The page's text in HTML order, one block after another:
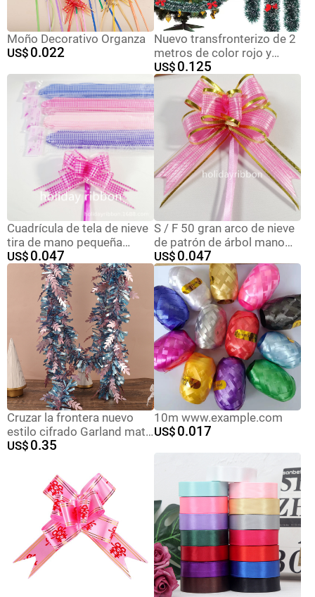
Moño Decorativo Organza
US$ 0.022
Nuevo transfronterizo de 2
metros de color rojo y
verde de la boda de
Navidad decoración de
festividades de flores de
rayas
US$ 0.125
Cuadrícula de tela de nieve
tira de mano pequeña
fresca moda cuadrada
mariposa dibujo de flores
decoración de fiesta de
cumpleaños
US$ 0.047
S / F 50 gran arco de nieve
de patrón de árbol mano
tira de flores de regalo de
automóvil de boda
embalaje corteza de flores
US$ 0.047
Cruzar la frontera nuevo
estilo cifrado Garland mate
trigo oreja color raya lana
diseño fiesta Día de Año
Nuevo decoración de
Navidad
US$ 0.35
10m www.example.com
US$ 0.017